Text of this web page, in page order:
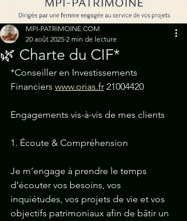
🌿 Charte du CIF*
MPI-PATRIMOINE.COM
20 août 2025 2 min de lecture
*Conseiller en Investissements
Financiers www.orias.fr 21004420
Engagements vis-à-vis de mes clients
1. Écoute & Compréhension
Je m’engage à prendre le temps
d’écouter vos besoins, vos
inquiétudes, vos projets de vie et vos
objectifs patrimoniaux afin de bâtir un